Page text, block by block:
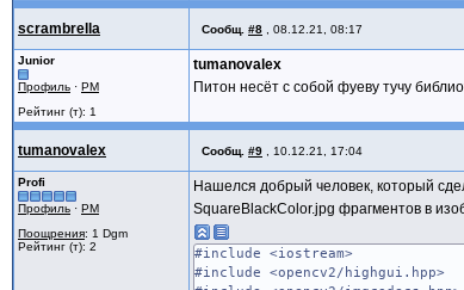
scrambrella Сообщ. #8 08.12.21, 08:17
Junior
Профиль · PM
Рейтинг (т): 1
tumanovalex
Питон несёт с собой фуеву тучу
tumanovalex Сообщ. #9 10.12.21, 17:04
Profi
Профиль · PM
Поощрения: 1 Dgm
Рейтинг (т): 2
Нашелся добрый человек, который
SquareBlackColor.jpg фрагментов в
#include <iostream>
#include <opencv2/highgui.hpp>